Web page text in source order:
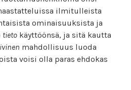
ilmitulleista
ominaisuuksista ja
tieto käyttöönsä, ja sitä kautta
mahdollisuus luoda
voisi olla paras ehdokas